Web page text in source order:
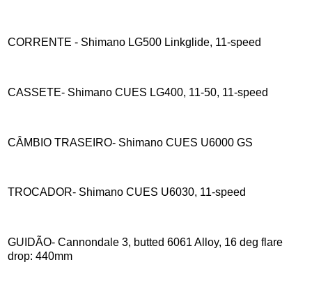
CORRENTE - Shimano LG500 Linkglide, 11-speed
CASSETE- Shimano CUES LG400, 11-50, 11-speed
CÂMBIO TRASEIRO- Shimano CUES U6000 GS
TROCADOR- Shimano CUES U6030, 11-speed
GUIDÃO- Cannondale 3, butted 6061 Alloy, 16 deg flare
drop: 440mm